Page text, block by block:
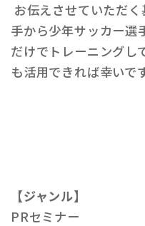
お伝えさせていただ
手から少年サッカー選
だけでトレーニングし
も活用できれば幸いです
【ジャンル】
PRセミナー